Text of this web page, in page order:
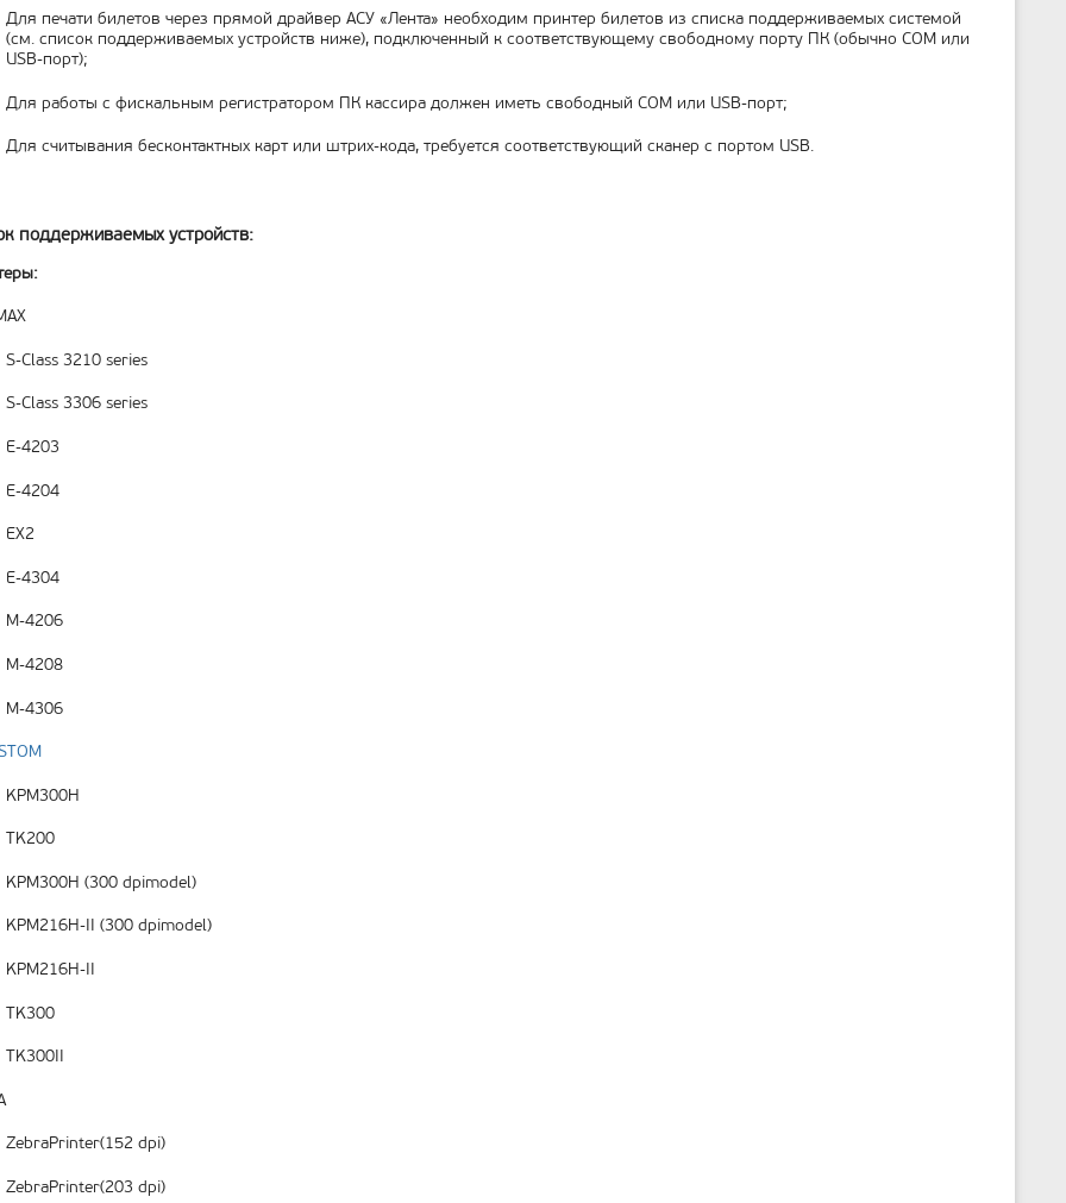
Для печати билетов через прямой драйвер АСУ «Лента» необходим принтер билетов из списка поддерживаемых системой
(см. список поддерживаемых устройств ниже), подключенный к соответствующему свободному порту ПК (обычно COM или
USB-порт);
Для работы с фискальным регистратором ПК кассира должен иметь свободный COM или USB-порт;
Для считывания бесконтактных карт или штрих-кода, требуется соответствующий сканер с портом USB.
поддерживаемых устройств:
S-Class 3210 series
S-Class 3306 series
E-4203
E-4204
EX2
E-4304
M-4206
M-4208
M-4306
KPM300H
TK200
KPM300H (300 dpimodel)
KPM216H-II (300 dpimodel)
KPM216H-II
TK300
TK300II
ZebraPrinter(152 dpi)
ZebraPrinter(203 dpi)